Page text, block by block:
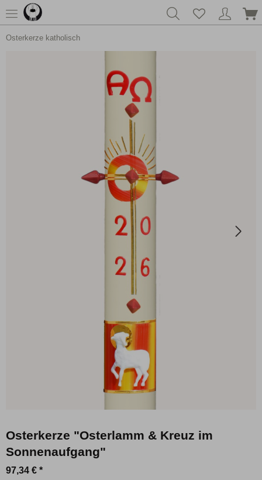
Osterkerze katholisch
Osterkerze "Osterlamm & Kreuz im
Sonnenaufgang"
97,34 € *